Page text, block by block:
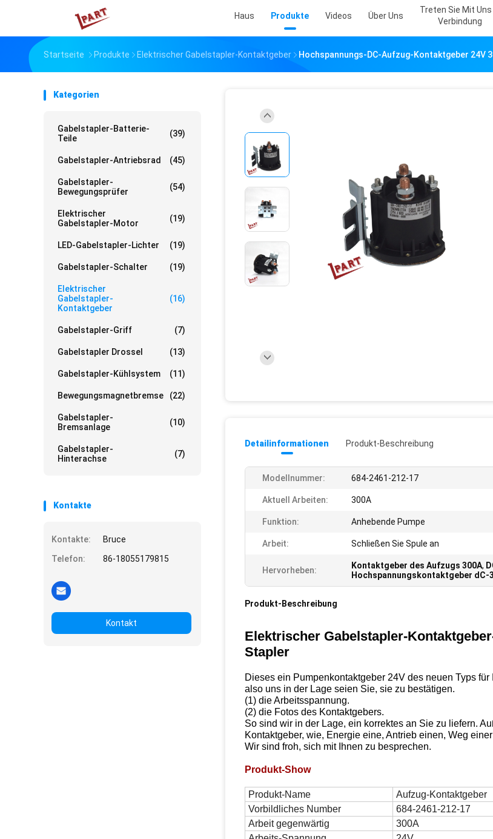
Haus Produkte Videos Über Uns
Treten Sie Mit Uns
Verbindung
Startseite Produkte Elektrischer Gabelstapler-Kontaktgeber Hochspannungs-DC-Aufzug-Kontaktgeber 24V
Kategorien
Gabelstapler-Batterie-
Teile
(39)
Gabelstapler-Antriebsrad (45)
Gabelstapler-
Bewegungsprüfer
(54)
Elektrischer
Gabelstapler-Motor
(19)
LED-Gabelstapler-Lichter (19)
Gabelstapler-Schalter (19)
Elektrischer
Gabelstapler-
Kontaktgeber
(16)
Gabelstapler-Griff (7)
Gabelstapler Drossel (13)
Gabelstapler-Kühlsystem (11)
Bewegungsmagnetbremse (22)
Gabelstapler-
Bremsanlage
(10)
Gabelstapler-
Hinterachse
(7)
Kontakte
Kontakte:
Bruce
Telefon:
86-18055179815
Kontakt
Detailinformationen Produkt-Beschreibung
Modellnummer: 684-2461-212-17
Aktuell Arbeiten: 300A
Funktion: Anhebende Pumpe
Arbeit: Schließen Sie Spule an
Hervorheben: Kontaktgeber des Aufzugs 300A,
Hochspannungskontaktgeber dC-
Produkt-Beschreibung
Elektrischer Gabelstapler-
Stapler
Dieses ein Pumpenkontaktgeber 24V des neuen Typs
also uns in der Lage seien Sie, sie zu bestätigen.
(1) die Arbeitsspannung.
(2) die Fotos des Kontaktgebers.
So sind wir in der Lage, ein korrektes an Sie zu liefern.
Kontaktgeber, wie, Energie eine, Antrieb einen, Weg
Wir sind froh, sich mit Ihnen zu besprechen.
Produkt-Show
Produkt-Name
Aufzug-Kontaktgeber
Vorbildliches Number
684-2461-212-17
Arbeit gegenwärtig
300A